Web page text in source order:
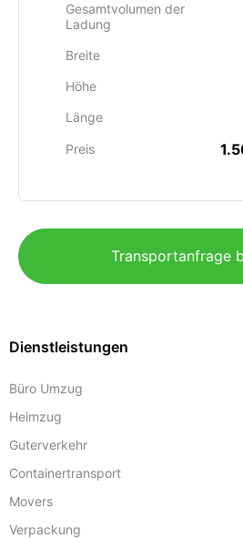
Gesamtvolumen der
Ladung
Breite
Höhe
Länge
Preis
Transportanfrage
Dienstleistungen
Büro Umzug
Heimzug
Guterverkehr
Containertransport
Movers
Verpackung